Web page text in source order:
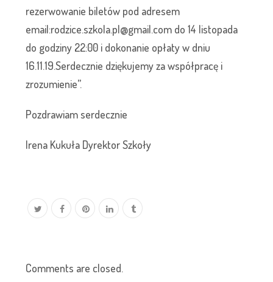
rezerwowanie biletów pod adresem
email:rodzice.szkola.pl@gmail.com do 14 listopada
do godziny 22:00 i dokonanie opłaty w dniu
16.11.19.Serdecznie dziękujemy za współpracę i
zrozumienie”.
Pozdrawiam serdecznie
Irena Kukuła Dyrektor Szkoły
Comments are closed.